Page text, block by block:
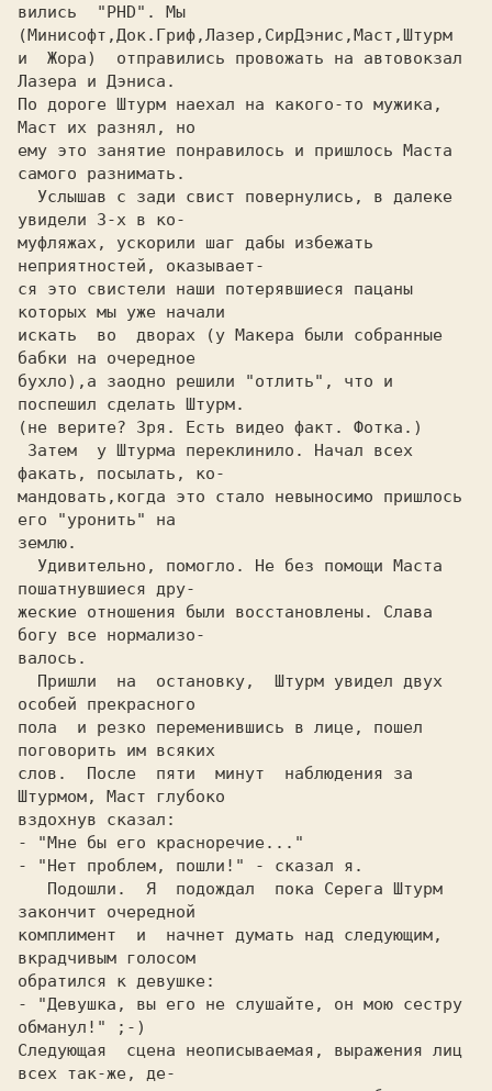
вились  "PHD". Мы
(Минисофт,Док.Гриф,Лазер,СирДэнис,Маст,Штурм
и  Жора)  отправились провожать на автовокзал
Лазера и Дэниса.
По дороге Штурм наехал на какого-то мужика,
Маст их разнял, но
ему это занятие понравилось и пришлось Маста
самого разнимать.
увидели 3-х в ко-
муфляжах, ускорили шаг дабы избежать
неприятностей, оказывает-
ся это свистели наши потерявшиеся пацаны
которых мы уже начали
искать  во  дворах (у Макера были собранные
бабки на очередное
бухло),а заодно решили "отлить", что и
поспешил сделать Штурм.
(не верите? Зря. Есть видео факт. Фотка.)
факать, посылать, ко-
мандовать,когда это стало невыносимо пришлось
его "уронить" на
землю.
пошатнувшиеся дру-
жеские отношения были восстановлены. Слава
богу все нормализо-
валось.
особей прекрасного
пола  и резко переменившись в лице, пошел
поговорить им всяких
слов.  После  пяти  минут  наблюдения за
Штурмом, Маст глубоко
вздохнув сказал:
- "Мне бы его красноречие..."
- "Нет проблем, пошли!" - сказал я.
закончит очередной
комплимент  и  начнет думать над следующим,
вкрадчивым голосом
обратился к девушке:
- "Девушка, вы его не слушайте, он мою сестру
обманул!" ;-)
Следующая  сцена неописываемая, выражения лиц
всех так-же, де-